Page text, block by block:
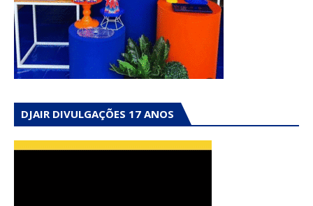
DJAIR DIVULGAÇÕES 17 ANOS